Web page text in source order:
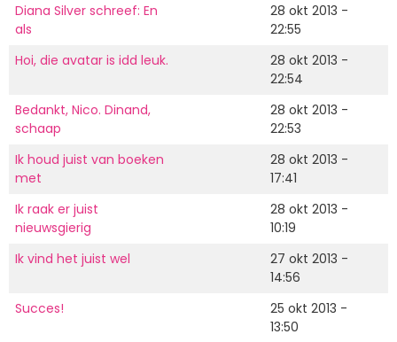
Diana Silver schreef: En
als
28 okt 2013 -
22:55
Hoi, die avatar is idd leuk.
28 okt 2013 -
22:54
Bedankt, Nico. Dinand,
schaap
28 okt 2013 -
22:53
Ik houd juist van boeken
met
28 okt 2013 -
17:41
Ik raak er juist
nieuwsgierig
28 okt 2013 -
10:19
Ik vind het juist wel
27 okt 2013 -
14:56
Succes!
25 okt 2013 -
13:50